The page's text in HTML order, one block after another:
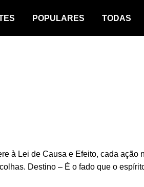
POPULARES TODAS
à Lei de Causa e Efeito, cada
Destino – É o fado que o